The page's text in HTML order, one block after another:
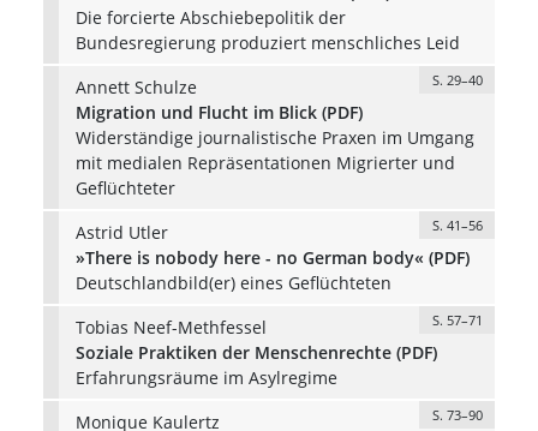
Die forcierte Abschiebepolitik der
Bundesregierung produziert menschliches Leid
Annett Schulze
S. 29–40
Migration und Flucht im Blick (PDF)
Widerständige journalistische Praxen im Umgang
mit medialen Repräsentationen Migrierter und
Geflüchteter
Astrid Utler
S. 41–56
»There is nobody here - no German body« (PDF)
Deutschlandbild(er) eines Geflüchteten
Tobias Neef-Methfessel
S. 57–71
Soziale Praktiken der Menschenrechte (PDF)
Erfahrungsräume im Asylregime
Monique Kaulertz
S. 73–90